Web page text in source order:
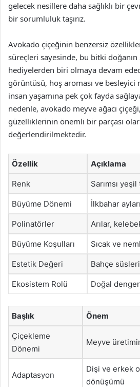
gelecek nesillere daha sağlıklı bir
bir sorumluluk taşırız.
Avokado çiçeğinin benzersiz
süreçleri sayesinde, bu bitki
hediyelerden biri olmaya devam
görüntüsü, hoş aroması ve besleyici
insan yaşamına pek çok fayda
nedenle, avokado meyve ağacı
güzelliklerinin önemli bir parçası
değerlendirilmektedir.
Özellik Açıklama
Renk Sarımsı yeşil
Büyüme Dönemi İlkbahar ayları
Polinatörler Arılar,
Büyüme Koşulları Sıcak ve
Estetik Değeri Bahçe
Ekosistem Rolü Doğal
Başlık Önem
Çiçekleme
Dönemi
Meyve
Adaptasyon
Dişi ve erkek
dönüşümü